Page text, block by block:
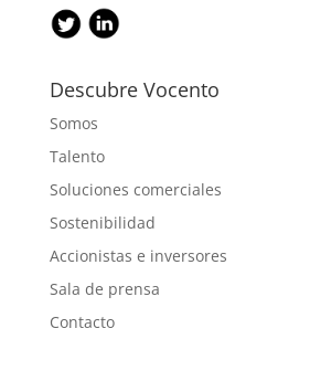
Descubre Vocento
Somos
Talento
Soluciones comerciales
Sostenibilidad
Accionistas e inversores
Sala de prensa
Contacto